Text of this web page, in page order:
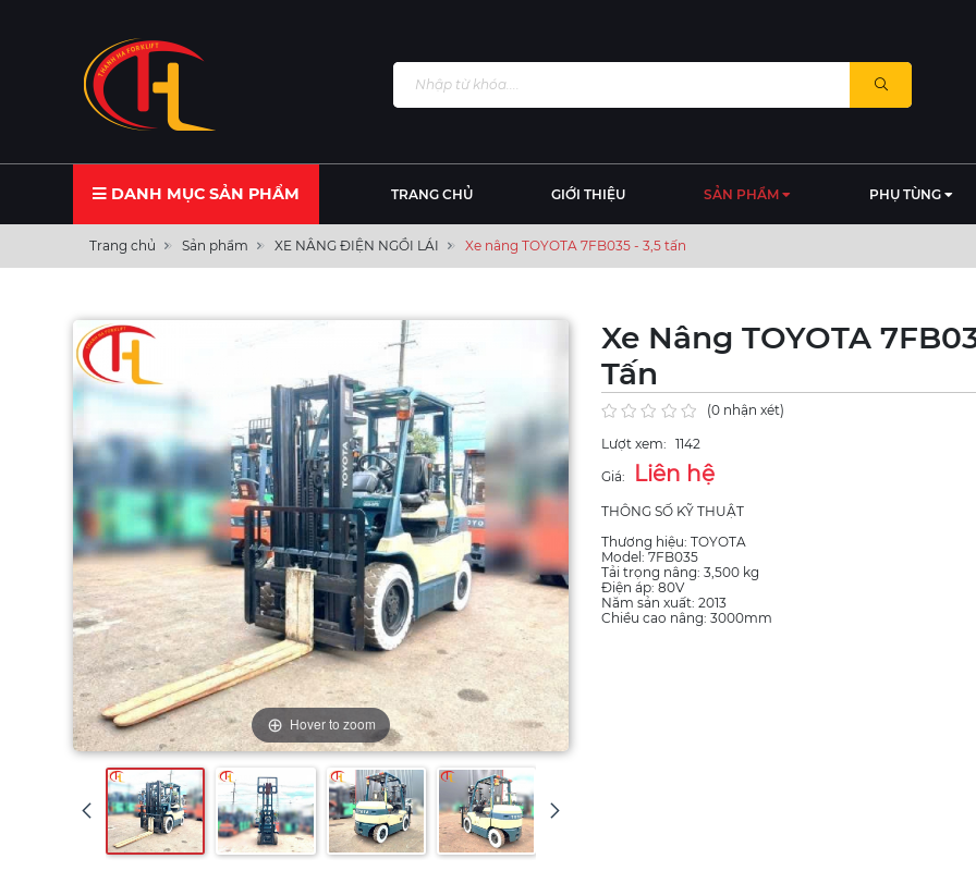
DANH MỤC SẢN PHẨM TRANG CHỦ GIỚI THIỆU SẢN PHẨM PHỤ TÙNG
Trang chủ Sản phẩm XE NÂNG ĐIỆN NGỒI LÁI Xe nâng TOYOTA 7FB035 - 3,5 tấn
Hover to zoom
Xe Nâng TOYOTA
Tấn
(0 nhận xét)
Lượt xem: 1142
Giá:
Liên hệ
THÔNG SỐ KỸ THUẬT
Thương hiệu: TOYOTA
Model: 7FB035
Tải trọng nâng: 3,500 kg
Điện áp: 80V
Năm sản xuất: 2013
Chiều cao nâng: 3000mm